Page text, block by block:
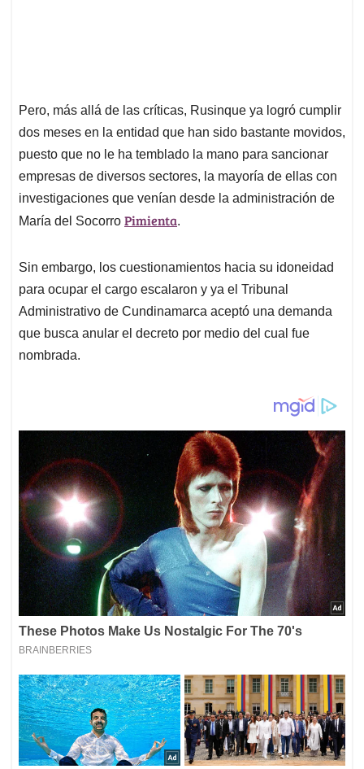
Pero, más allá de las críticas, Rusinque ya logró cumplir
dos meses en la entidad que han sido bastante movidos,
puesto que no le ha temblado la mano para sancionar
empresas de diversos sectores, la mayoría de ellas con
investigaciones que venían desde la administración de
María del Socorro Pimienta.
Sin embargo, los cuestionamientos hacia su idoneidad
para ocupar el cargo escalaron y ya el Tribunal
Administrativo de Cundinamarca aceptó una demanda
que busca anular el decreto por medio del cual fue
nombrada.